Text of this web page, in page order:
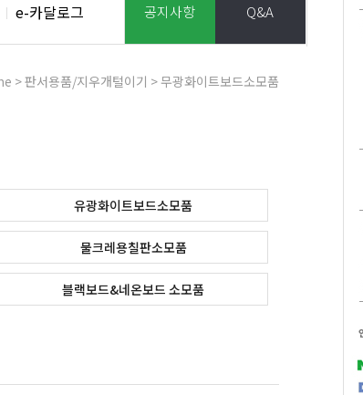
e-카달로그 공지사항 Q&A
>판서용품/지우개털이기 >무광화이트보드소모품
유광화이트보드소모품
물크레용칠판소모품
블랙보드&네온보드 소모품